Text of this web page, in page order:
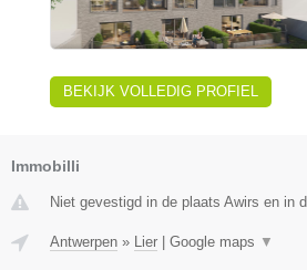
BEKIJK VOLLEDIG PROFIEL
Immobilli
Niet gevestigd in de plaats Awirs en in
Antwerpen » Lier | Google maps ▼